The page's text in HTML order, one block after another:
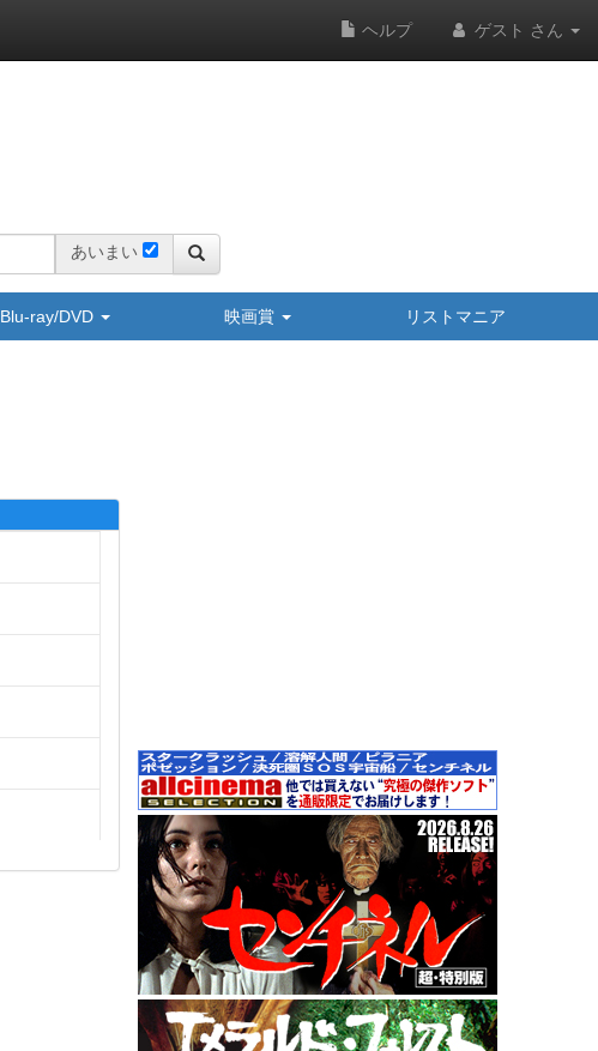
ヘルプ ゲスト さん
あいまい
Blu-ray/DVD 映画賞 リストマニア